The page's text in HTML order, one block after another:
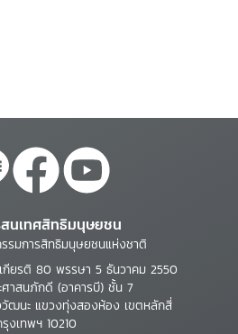
นเทศสิทธิมนุษยชน
รมการสิทธิมนุษยชนแห่งชาติ
กียรติ 80 พรรษา 5 ธันวาคม 2550
ศาสนภักดี (อาคารบี) ชั้น 7
ฒนะ แขวงทุ่งสองห้อง เขตหลักสี่
งเทพฯ 10210